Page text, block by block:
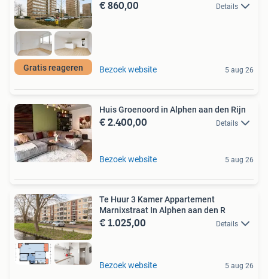
Gratis reageren
€ 860,00 Details
Bezoek website 5 aug 26
Huis Groenoord in Alphen aan den Rijn
€ 2.400,00 Details
Bezoek website 5 aug 26
Te Huur 3 Kamer Appartement
Marnixstraat In Alphen aan den R
€ 1.025,00 Details
Bezoek website 5 aug 26